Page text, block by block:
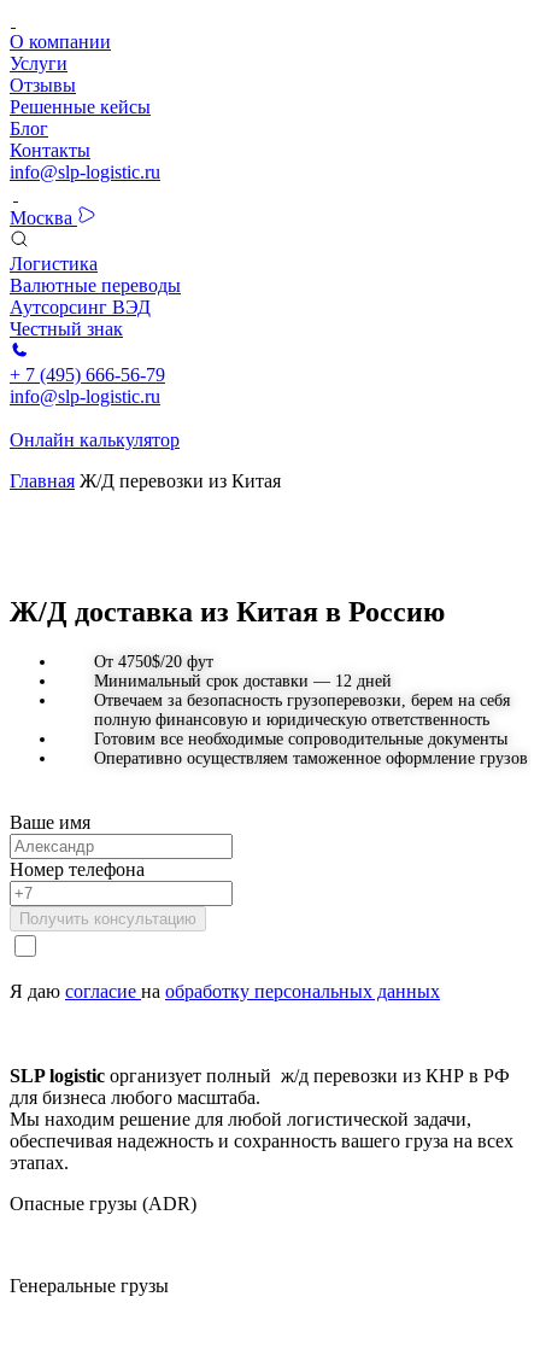
О компании
Услуги
Отзывы
Решенные кейсы
Блог
Контакты
info@slp-logistic.ru
Москва
Логистика
Валютные переводы
Аутсорсинг ВЭД
Честный знак
+ 7 (495) 666-56-79
info@slp-logistic.ru
Онлайн калькулятор
Главная Ж/Д перевозки из Китая
Ж/Д доставка из Китая в Россию
От 4750$/20 фут
Минимальный срок доставки — 12 дней
Отвечаем за безопасность грузоперевозки, берем на себя
полную финансовую и юридическую ответственность
Готовим все необходимые сопроводительные документы
Оперативно осуществляем таможенное оформление грузов
Ваше имя
Номер телефона
Получить консультацию
Я даю согласие на обработку персональных данных
SLP logistic организует полный ж/д перевозки из КНР в РФ
для бизнеса любого масштаба.
Мы находим решение для любой логистической задачи,
обеспечивая надежность и сохранность вашего груза на всех
этапах.
Опасные грузы (ADR)
Генеральные грузы